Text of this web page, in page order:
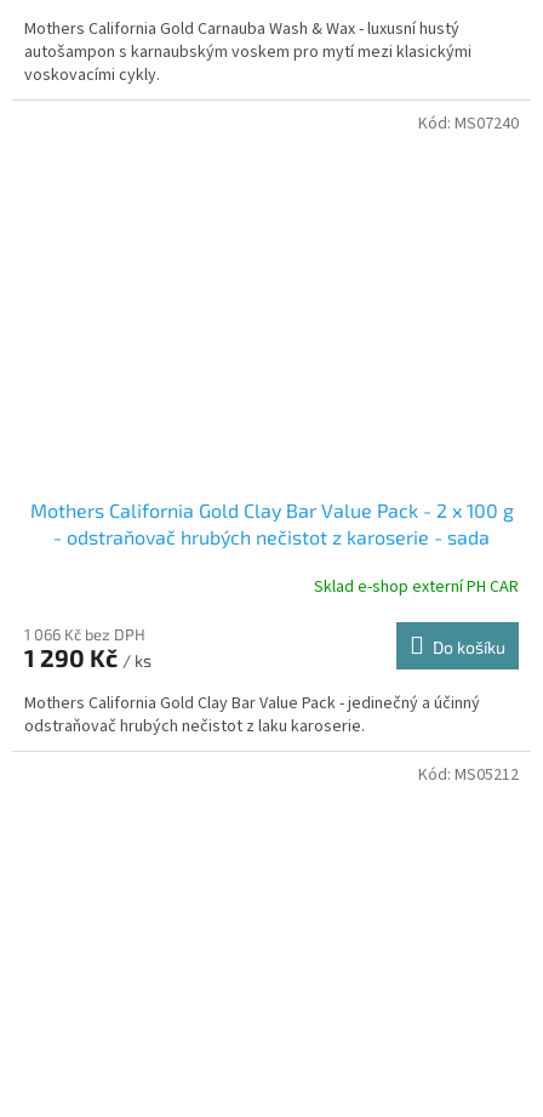
Mothers California Gold Carnauba Wash & Wax - luxusní hustý
autošampon s karnaubským voskem pro mytí mezi klasickými
voskovacími cykly.
Mothers California Gold Clay Bar Value Pack - 2 x 100 g
- odstraňovač hrubých nečistot z karoserie - sada
Sklad e-shop externí PH CAR
1 066 Kč bez DPH
1 290 Kč / ks
Do košíku
Mothers California Gold Clay Bar Value Pack - jedinečný a účinný
odstraňovač hrubých nečistot z laku karoserie.
Kód: MS07240
Kód: MS05212